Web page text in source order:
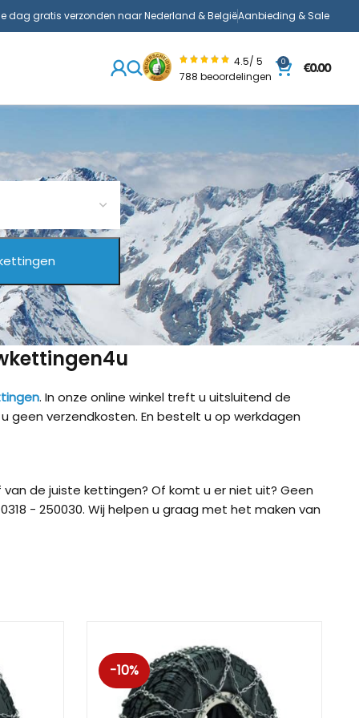
dag gratis verzonden naar Nederland & BelgiëAanbieding & Sale
Easy-Fit CU-9 König Easy-Fit voor SUV’s
4.5/ 5
788 beoordelingen
0
€0.00
. In onze online winkel treft u uitsluitend de
geen verzendkosten. En bestelt u op werkdagen
de juiste kettingen? Of komt u er niet uit? Geen
- 250030. Wij helpen u graag met het maken van
-10%